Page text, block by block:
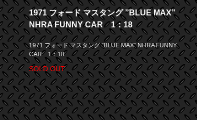
1971 フォード マスタング ”BLUE MAX”
NHRA FUNNY CAR 1：18
1971 フォード マスタング ”BLUE MAX” NHRA FUNNY
CAR 1：18
SOLD OUT